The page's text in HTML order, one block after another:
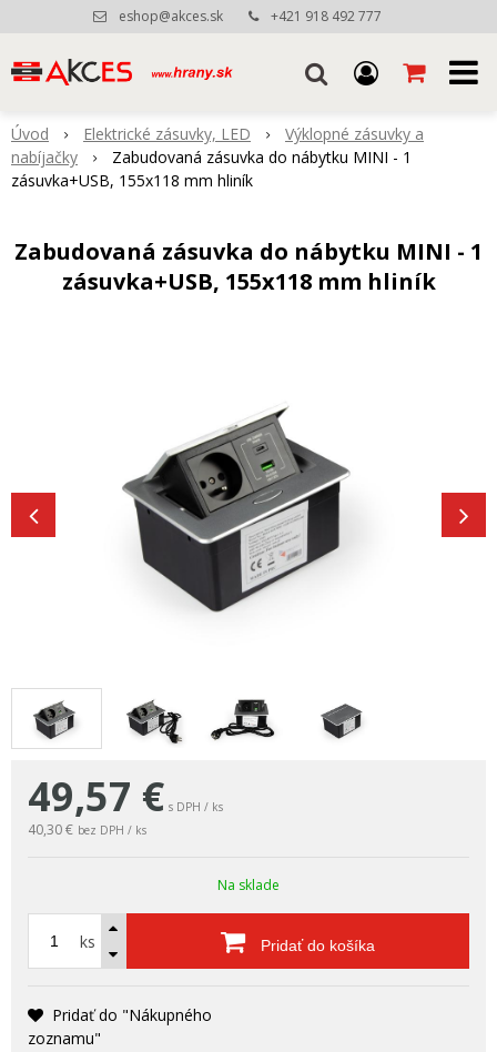
eshop@akces.sk +421 918 492 777
Úvod Elektrické zásuvky, LED
Výklopné zásuvky a
nabíjačky
Zabudovaná zásuvka do nábytku MINI - 1
zásuvka+USB, 155x118 mm hliník
Zabudovaná zásuvka do nábytku MINI - 1
zásuvka+USB, 155x118 mm hliník
49,57 € s DPH / ks
40,30 € bez DPH / ks
Na sklade
ks Pridať do košíka
Pridať do "Nákupného
zoznamu"